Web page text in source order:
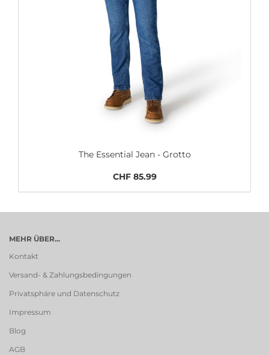
The Essential Jean - Grotto
CHF 85.99
MEHR ÜBER...
Kontakt
Versand- & Zahlungsbedingungen
Privatsphäre und Datenschutz
Impressum
Blog
AGB